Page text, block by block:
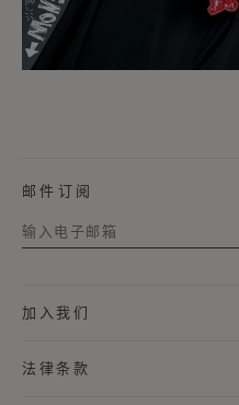
邮件订阅
加入我们
法律条款